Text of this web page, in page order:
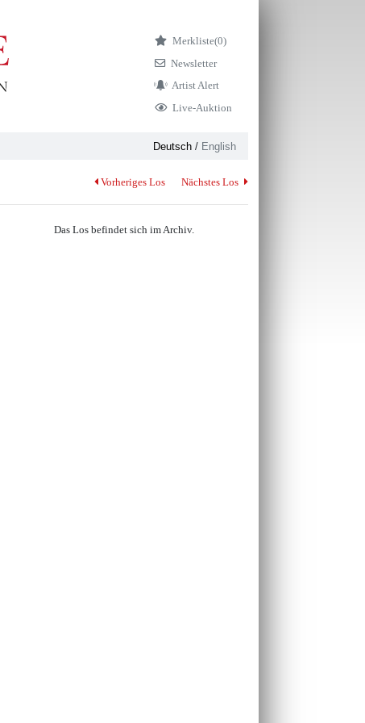
Merkliste(0)
Newsletter
Artist Alert
Live-Auktion
Deutsch/ English
Vorheriges Los Nächstes Los
Das Los befindet sich im Archiv.